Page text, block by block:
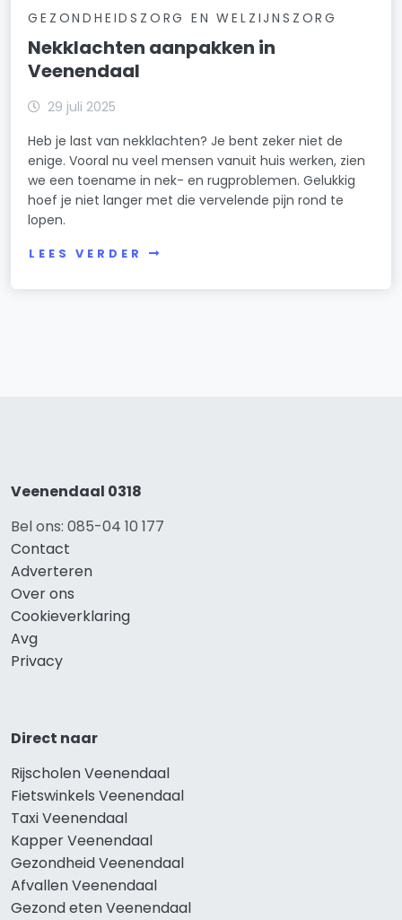
GEZONDHEIDSZORG EN WELZIJNSZORG
Nekklachten aanpakken in
Veenendaal
29 juli 2025
Heb je last van nekklachten? Je bent zeker niet de
enige. Vooral nu veel mensen vanuit huis werken, zien
we een toename in nek- en rugproblemen. Gelukkig
hoef je niet langer met die vervelende pijn rond te
lopen.
LEES VERDER
Veenendaal 0318
Bel ons: 085-04 10 177
Contact
Adverteren
Over ons
Cookieverklaring
Avg
Privacy
Direct naar
Rijscholen Veenendaal
Fietswinkels Veenendaal
Taxi Veenendaal
Kapper Veenendaal
Gezondheid Veenendaal
Afvallen Veenendaal
Gezond eten Veenendaal